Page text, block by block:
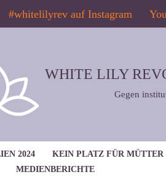
#whitelilyrev auf Instagram
WHITE LILY
Gegen
2024 KEIN PLATZ FÜR MÜTTER
MEDIENBERICHTE